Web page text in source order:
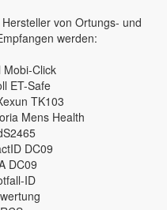
von Ortungs- und
werden:
Mobi-Click
ET-Safe
TK103
Mens Health
DC09
DC09
ID